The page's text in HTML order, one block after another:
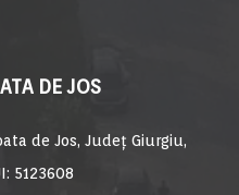
DE JOS
de Jos, Județ Giurgiu,
5123608